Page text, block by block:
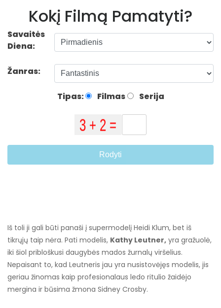
Kokį Filmą Pamatyti?
Savaitės
Diena:
Žanras:
Tipas: Filmas Serija
Rodyti
Iš toli ji gali būti panaši į supermodelį Heidi Klum, bet iš
tikrųjų taip nėra. Pati modelis, Kathy Leutner, yra gražuolė,
iki šiol pribloškusi daugybės mados žurnalų viršelius.
Nepaisant to, kad Leutneris jau yra nusistovėjęs modelis, jis
geriau žinomas kaip profesionalaus ledo ritulio žaidėjo
mergina ir būsima žmona Sidney Crosby.